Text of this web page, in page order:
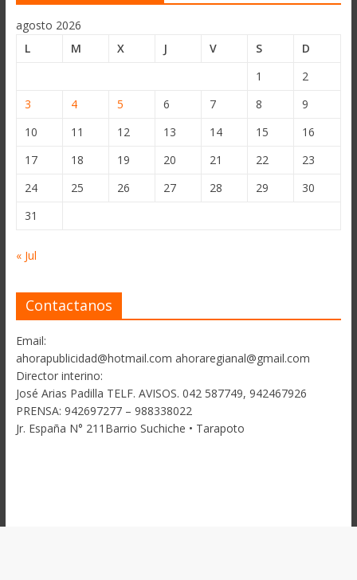
agosto 2026
L
M X J V S
D
1
2
3
4 5 6 7 8
9
10
11 12 13 14 15
16
17
18 19 20 21 22
23
24
25 26 27 28 29
30
31
« Jul
Contactanos
Email:
ahorapublicidad@hotmail.com ahoraregianal@gmail.com
Director interino:
José Arias Padilla TELF. AVISOS. 042 587749, 942467926
PRENSA: 942697277 – 988338022
Jr. España N° 211Barrio Suchiche • Tarapoto